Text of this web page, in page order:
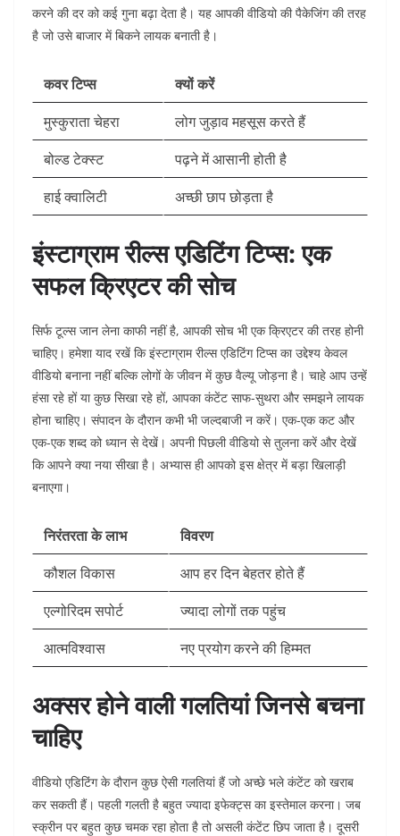
करने की दर को कई गुना बढ़ा देता है। यह आपकी वीडियो की पैकेजिंग की तरह
है जो उसे बाजार में बिकने लायक बनाती है।
कवर टिप्स
क्यों करें
मुस्कुराता चेहरा
लोग जुड़ाव महसूस करते हैं
बोल्ड टेक्स्ट
पढ़ने में आसानी होती है
हाई क्वालिटी
अच्छी छाप छोड़ता है
इंस्टाग्राम रील्स एडिटिंग टिप्स: एक
सफल क्रिएटर की सोच
सिर्फ टूल्स जान लेना काफी नहीं है, आपकी सोच भी एक क्रिएटर की तरह होनी
चाहिए। हमेशा याद रखें कि इंस्टाग्राम रील्स एडिटिंग टिप्सका उद्देश्य केवल
वीडियो बनाना नहीं बल्कि लोगों के जीवन में कुछ वैल्यू जोड़ना है। चाहे आप उन्हें
हंसा रहे हों या कुछ सिखा रहे हों, आपका कंटेंट साफ-सुथरा और समझने लायक
होना चाहिए। संपादन के दौरान कभी भी जल्दबाजी न करें। एक-एक कट और
एक-एक शब्द को ध्यान से देखें। अपनी पिछली वीडियो से तुलना करें और देखें
कि आपने क्या नया सीखा है। अभ्यास ही आपको इस क्षेत्र में बड़ा खिलाड़ी
बनाएगा।
निरंतरता के लाभ
विवरण
कौशल विकास
आप हर दिन बेहतर होते हैं
एल्गोरिदम सपोर्ट
ज्यादा लोगों तक पहुंच
आत्मविश्वास
नए प्रयोग करने की हिम्मत
अक्सर होने वाली गलतियां जिनसे बचना
चाहिए
वीडियो एडिटिंग के दौरान कुछ ऐसी गलतियां हैं जो अच्छे भले कंटेंट को खराब
कर सकती हैं। पहली गलती है बहुत ज्यादा इफेक्ट्स का इस्तेमाल करना। जब
स्क्रीन पर बहुत कुछ चमक रहा होता है तो असली कंटेंट छिप जाता है। दूसरी